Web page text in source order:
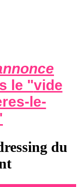
le "vide
le-
du